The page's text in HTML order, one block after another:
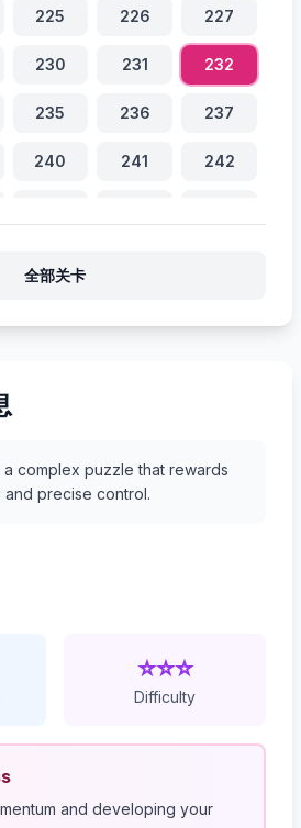
225 226 227
230 231 232
235 236 237
240 241 242
全部关卡
complex puzzle that rewards
and precise control.
⭐⭐⭐
Difficulty
and developing your